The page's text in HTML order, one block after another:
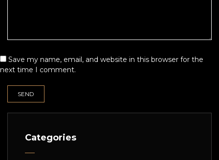
Save my name, email, and website in this browser for the
next time I comment.
Categories